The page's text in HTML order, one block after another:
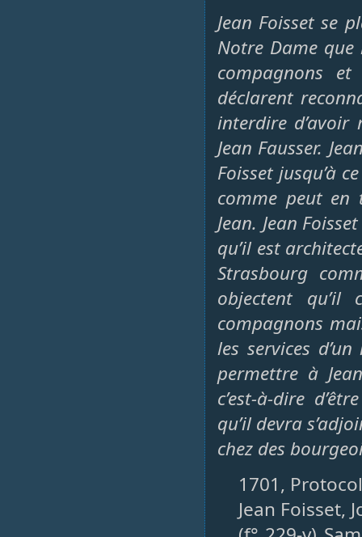
Jean Foisset se
Notre Dame que
compagnons
déclarent
interdire d’avoir
Jean Fausser.
Foisset jusqu’à
comme peut en
Jean. Jean
qu’il est
Strasbourg
objectent qu’il
compagnons
les services
permettre à
c’est-à-dire
qu’il devra
chez des
1701,
Jean Foisset,